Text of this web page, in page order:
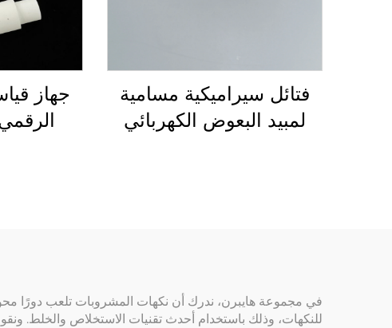
فتائل سيراميكية مسامية
لمبيد البعوض الكهربائي
جهاز
في مجموعة هايبرن، ندرك أن نكهات المشروبات تلعب دورًا
للنكهات، وذلك باستخدام أحدث تقنيات الاستخلاص والخلط.